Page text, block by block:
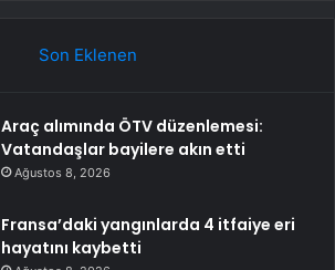
Son Eklenen
Araç alımında ÖTV düzenlemesi:
Vatandaşlar bayilere akın etti
Ağustos 8, 2026
Fransa’daki yangınlarda 4 itfaiye eri
hayatını kaybetti